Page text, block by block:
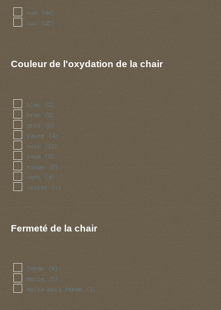
rance (1)
sperme (1)
non (44)
oui (25)
Couleur de l'oxydation de la chair
bleu (2)
brun (2)
gris (2)
jaune (4)
noir (13)
rose (2)
rouge (8)
vert (4)
violet (1)
Fermeté de la chair
ferme (6)
molle (5)
molle puis ferme (3)